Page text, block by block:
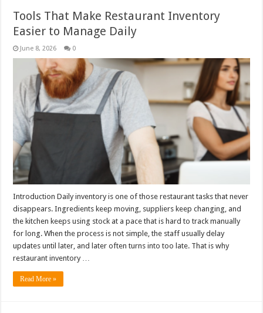
Tools That Make Restaurant Inventory
Easier to Manage Daily
June 8, 2026 0
Introduction Daily inventory is one of those restaurant tasks that never
disappears. Ingredients keep moving, suppliers keep changing, and
the kitchen keeps using stock at a pace that is hard to track manually
for long. When the process is not simple, the staff usually delay
updates until later, and later often turns into too late. That is why
restaurant inventory …
Read More »